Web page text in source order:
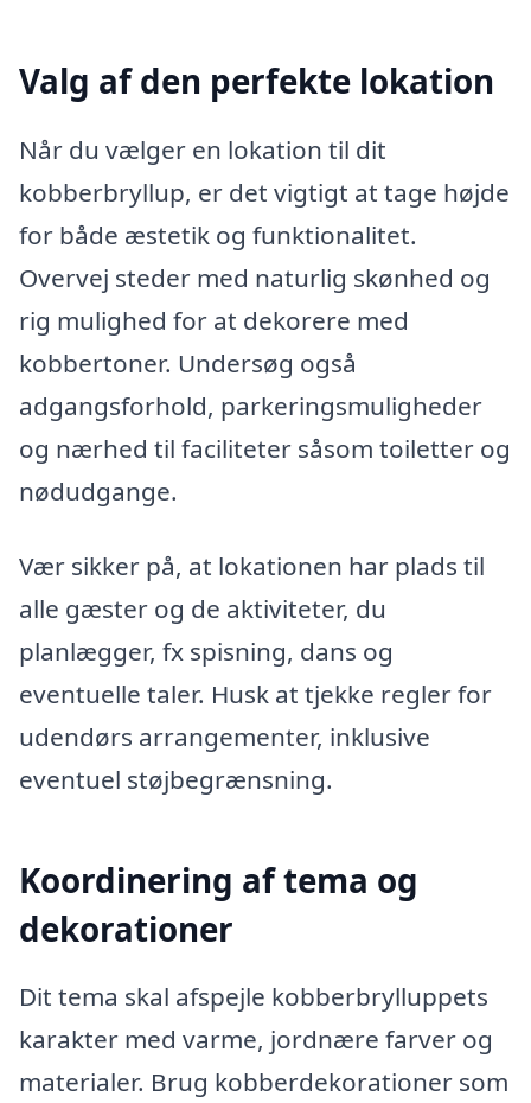
Valg af den perfekte lokation
Når du vælger en lokation til dit
kobberbryllup, er det vigtigt at tage højde
for både æstetik og funktionalitet.
Overvej steder med naturlig skønhed og
rig mulighed for at dekorere med
kobbertoner. Undersøg også
adgangsforhold, parkeringsmuligheder
og nærhed til faciliteter såsom toiletter og
nødudgange.
Vær sikker på, at lokationen har plads til
alle gæster og de aktiviteter, du
planlægger, fx spisning, dans og
eventuelle taler. Husk at tjekke regler for
udendørs arrangementer, inklusive
eventuel støjbegrænsning.
Koordinering af tema og
dekorationer
Dit tema skal afspejle kobberbrylluppets
karakter med varme, jordnære farver og
materialer. Brug kobberdekorationer som